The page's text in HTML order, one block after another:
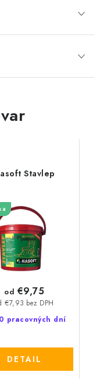
Stavlep
pracovných dní
€7,93 bez DPH
od €9,75
DETAIL